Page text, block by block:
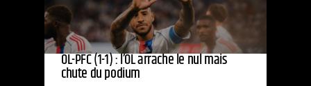
OL-PFC (1-1) : l’OL arrache le nul mais
chute du podium